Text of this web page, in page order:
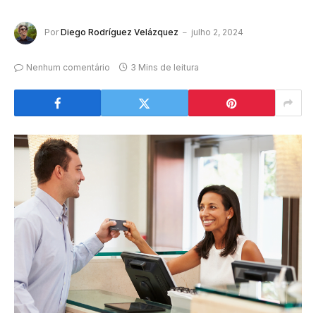
Por Diego Rodríguez Velázquez julho 2, 2024
Nenhum comentário 3 Mins de leitura